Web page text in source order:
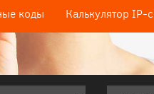
коды Калькулятор IP-